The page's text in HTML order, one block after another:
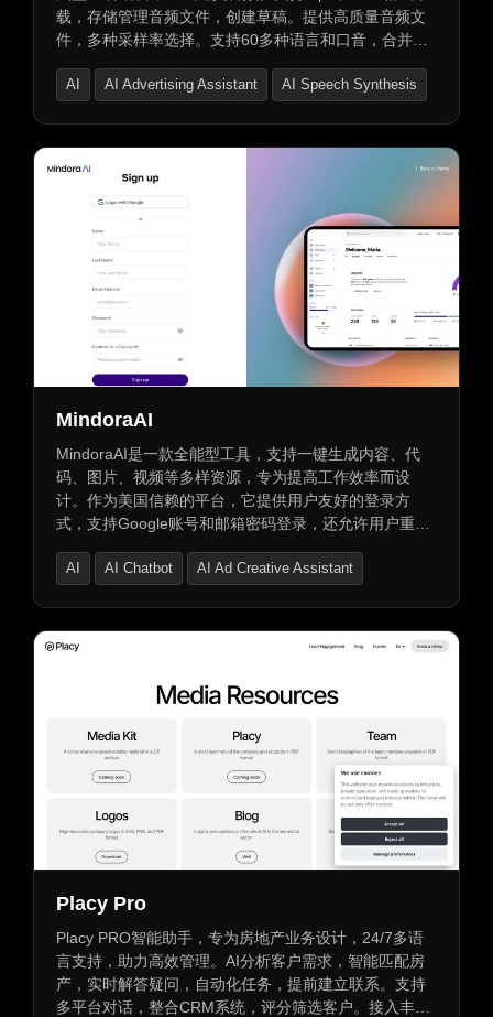
载，存储管理音频文件，创建草稿。提供高质量音频文
件，多种采样率选择。支持60多种语言和口音，合并不
好，操作便捷，高效提升工作效率，适合个人及企业用
AI AI Advertising Assistant AI Speech Synthesis
MindoraAI
MindoraAI是一款全能型工具，支持一键生成内容、代
码、图片、视频等多样资源，专为提高工作效率而设
计。作为美国信赖的平台，它提供用户友好的登录方
式，支持Google账号和邮箱密码登录，还允许用户重置
AI AI Chatbot AI Ad Creative Assistant
Placy Pro
Placy PRO智能助手，专为房地产业务设计，24/7多语
言支持，助力高效管理。AI分析客户需求，智能匹配房
产，实时解答疑问，自动化任务，提前建立联系。支持
多平台对话，整合CRM系统，评分筛选客户。接入丰富